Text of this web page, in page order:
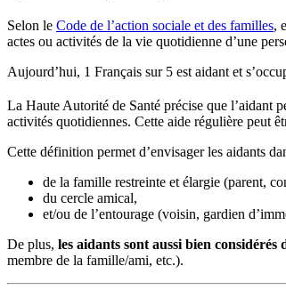
Selon le Code de l’action sociale et des familles,
actes ou activités de la vie quotidienne d’une
Aujourd’hui, 1 Français sur 5 est aidant et
La Haute Autorité de Santé précise que l’aidant
activités quotidiennes. Cette aide régulière peut
Cette définition permet d’envisager les aidants
de la famille restreinte et élargie (parent,
du cercle amical,
et/ou de l’entourage (voisin, gardien
De plus, les aidants sont aussi bien
membre de la famille/ami, etc.).